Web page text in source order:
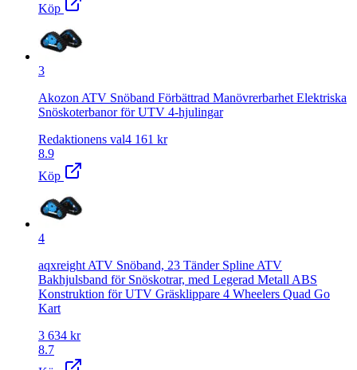
Köp
3
Akozon ATV Snöband Förbättrad Manövrerbarhet Elektriska
Snöskoterbanor för UTV 4-hjulingar
Redaktionens val4 161 kr
8.9
Köp
4
aqxreight ATV Snöband, 23 Tänder Spline ATV
Bakhjulsband för Snöskotrar, med Legerad Metall ABS
Konstruktion för UTV Gräsklippare 4 Wheelers Quad Go
Kart
3 634 kr
8.7